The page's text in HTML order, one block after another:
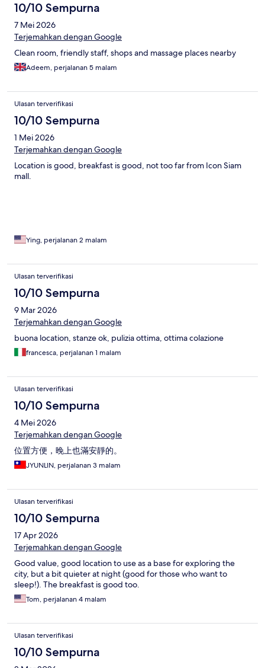
10/10 Sempurna
7 Mei 2026
Terjemahkan dengan Google
Clean room, friendly staff, shops and massage places nearby
Adeem, perjalanan 5 malam
Ulasan terverifikasi
10/10 Sempurna
1 Mei 2026
Terjemahkan dengan Google
Location is good, breakfast is good, not too far from Icon Siam
mall.
Ying, perjalanan 2 malam
Ulasan terverifikasi
10/10 Sempurna
9 Mar 2026
Terjemahkan dengan Google
buona location, stanze ok, pulizia ottima, ottima colazione
francesca, perjalanan 1 malam
Ulasan terverifikasi
10/10 Sempurna
4 Mei 2026
Terjemahkan dengan Google
位置方便，晚上也滿安靜的。
JYUNLIN, perjalanan 3 malam
Ulasan terverifikasi
10/10 Sempurna
17 Apr 2026
Terjemahkan dengan Google
Good value, good location to use as a base for exploring the
city, but a bit quieter at night (good for those who want to
sleep!). The breakfast is good too.
Tom, perjalanan 4 malam
Ulasan terverifikasi
10/10 Sempurna